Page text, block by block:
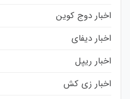
اخبار دوج کوین
اخبار دیفای
اخبار ریپل
اخبار زی کش